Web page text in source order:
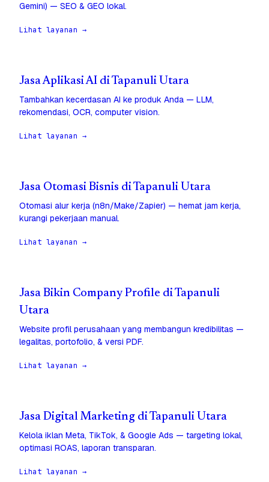
Gemini) — SEO & GEO lokal.
Lihat layanan →
Jasa Aplikasi AI di Tapanuli Utara
Tambahkan kecerdasan AI ke produk Anda — LLM,
rekomendasi, OCR, computer vision.
Lihat layanan →
Jasa Otomasi Bisnis di Tapanuli Utara
Otomasi alur kerja (n8n/Make/Zapier) — hemat jam kerja,
kurangi pekerjaan manual.
Lihat layanan →
Jasa Bikin Company Profile di Tapanuli
Utara
Website profil perusahaan yang membangun kredibilitas —
legalitas, portofolio, & versi PDF.
Lihat layanan →
Jasa Digital Marketing di Tapanuli Utara
Kelola iklan Meta, TikTok, & Google Ads — targeting lokal,
optimasi ROAS, laporan transparan.
Lihat layanan →